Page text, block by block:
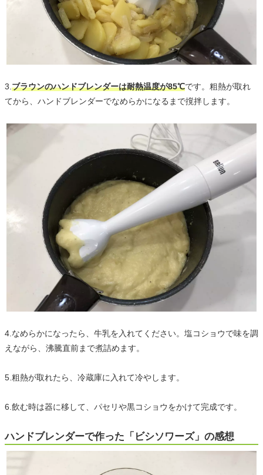
3. ブラウンのハンドブレンダーは耐熱温度が85℃です。粗熱が取れ
てから、ハンドブレンダーでなめらかになるまで撹拌します。
4.なめらかになったら、牛乳を入れてください。塩コショウで味を調
えながら、沸騰直前まで煮詰めます。
5.粗熱が取れたら、冷蔵庫に入れて冷やします。
6.飲む時は器に移して、パセリや黒コショウをかけて完成です。
ハンドブレンダーで作った「ビシソワーズ」の感想